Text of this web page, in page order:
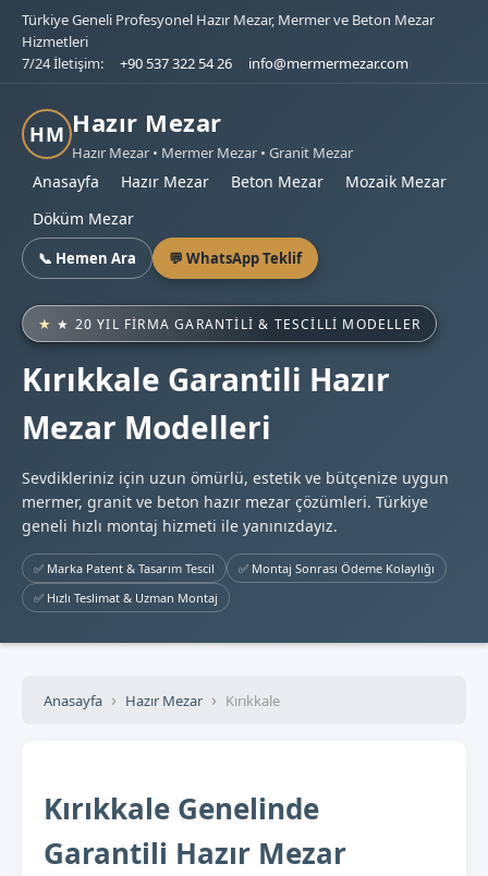
Türkiye Geneli Profesyonel Hazır Mezar, Mermer ve Beton Mezar
Hizmetleri
7/24 İletişim:
+90 537 322 54 26 info@mermermezar.com
HM Hazır Mezar
Hazır Mezar • Mermer Mezar • Granit Mezar
Anasayfa Hazır Mezar Beton Mezar
Mozaik Mezar
Döküm Mezar
📞 Hemen Ara 💬 WhatsApp Teklif
★ 20 YIL FIRMA GARANTILI & TESCILLI MODELLER
Kırıkkale Garantili Hazır
Mezar Modelleri
Sevdikleriniz için uzun ömürlü, estetik ve bütçenize uygun
mermer, granit ve beton hazır mezar çözümleri. Türkiye
geneli hızlı montaj hizmeti ile yanınızdayız.
✅ Marka Patent & Tasarım Tescil
✅ Montaj Sonrası Ödeme Kolaylığı
✅ Hızlı Teslimat & Uzman Montaj
Anasayfa Hazır Mezar Kırıkkale
Kırıkkale Genelinde
Garantili Hazır Mezar